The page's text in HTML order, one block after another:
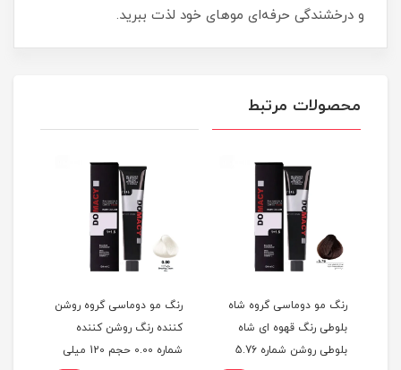
و درخشندگی حرفه‌ای موهای خود لذت ببرید.
محصولات مرتبط
رنگ مو دوماسی گروه شاه
بلوطی رنگ قهوه ای شاه
بلوطی روشن شماره 5.76
رنگ مو دوماسی گروه روشن
کننده رنگ روشن کننده
شماره 0.00 حجم 120 میلی